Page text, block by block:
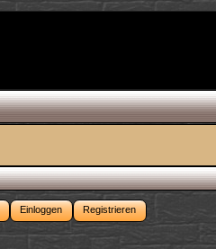
Einloggen Registrieren